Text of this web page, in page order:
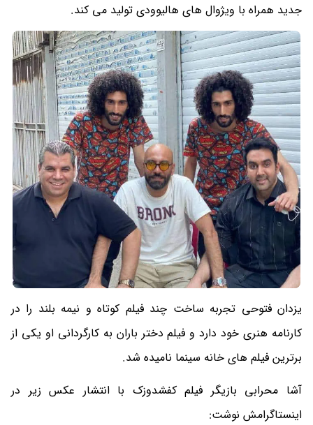
جدید همراه با ویژوال های هالیوودی تولید می کند.
یزدان فتوحی تجربه ساخت چند فیلم کوتاه و نیمه بلند را در
کارنامه هنری خود دارد و فیلم دختر باران به کارگردانی او یکی از
برترین فیلم های خانه سینما نامیده شد.
آشا محرابی بازیگر فیلم کفشدوزک با انتشار عکس زیر در
اینستاگرامش نوشت: